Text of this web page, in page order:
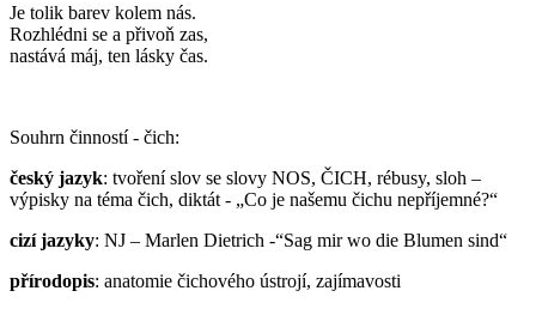
Je tolik barev kolem nás.
Rozhlédni se a přivoň zas,
nastává máj, ten lásky čas.
Souhrn činností - čich:
český jazyk: tvoření slov se slovy NOS, ČICH, rébusy, sloh –
výpisky na téma čich, diktát - „Co je našemu čichu nepříjemné?“
cizí jazyky: NJ – Marlen Dietrich -“Sag mir wo die Blumen sind“
přírodopis: anatomie čichového ústrojí, zajímavosti